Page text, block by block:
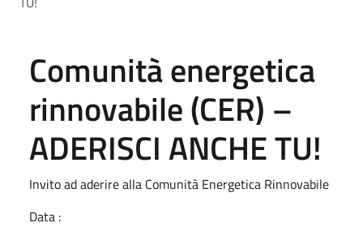
Comunità energetica
rinnovabile (CER) –
ADERISCI ANCHE TU!
Invito ad aderire alla Comunità Energetica Rinnovabile
Data :